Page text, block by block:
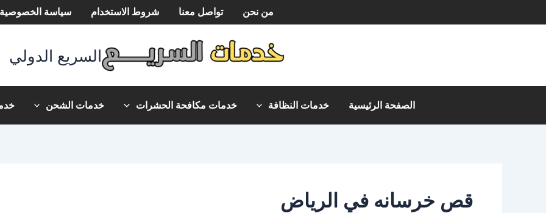
إلى
من نحن تواصل معنا شروط الاستخدام سياسة الخصوصية
السريع الدولي
الصفحة الرئيسية خدمات النظافة خدمات مكافحة الحشرات خدمات الشحن
قص خرسانه في الرياض